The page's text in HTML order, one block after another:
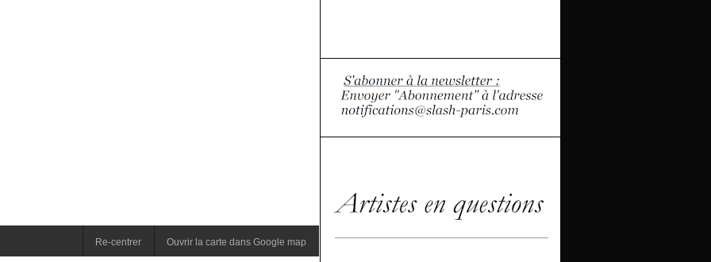
Ouvrir la carte dans Google map
Re-centrer